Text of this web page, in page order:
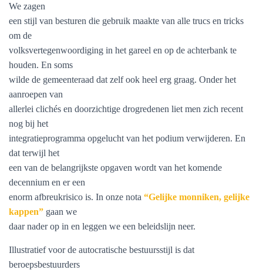
We zagen
een stijl van besturen die gebruik maakte van alle trucs en tricks
om de
volksvertegenwoordiging in het gareel en op de achterbank te
houden. En soms
wilde de gemeenteraad dat zelf ook heel erg graag. Onder het
aanroepen van
allerlei clichés en doorzichtige drogredenen liet men zich recent
nog bij het
integratieprogramma opgelucht van het podium verwijderen. En
dat terwijl het
een van de belangrijkste opgaven wordt van het komende
decennium en er een
enorm afbreukrisico is. In onze nota “Gelijke monniken, gelijke
kappen” gaan we
daar nader op in en leggen we een beleidslijn neer.
Illustratief voor de autocratische bestuursstijl is dat
beroepsbestuurders